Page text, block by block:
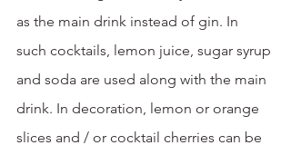
as the main drink instead of gin. In
such cocktails, lemon juice, sugar syrup
and soda are used along with the main
drink. In decoration, lemon or orange
slices and / or cocktail cherries can be